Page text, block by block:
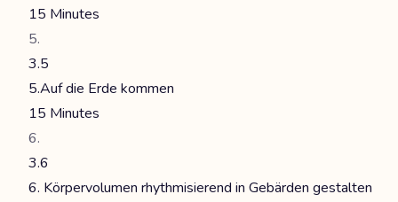
15 Minutes
3.5
5.Auf die Erde kommen
15 Minutes
3.6
6. Körpervolumen rhythmisierend in Gebärden gestalten